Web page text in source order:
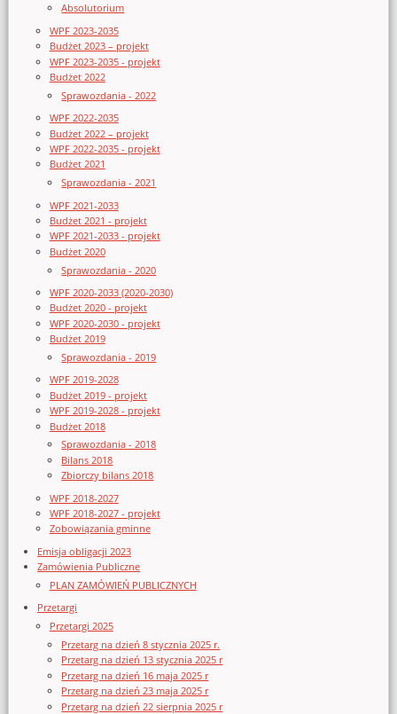
Absolutorium
WPF 2023-2035
Budżet 2023 – projekt
WPF 2023-2035 - projekt
Budżet 2022
Sprawozdania - 2022
WPF 2022-2035
Budżet 2022 – projekt
WPF 2022-2035 - projekt
Budżet 2021
Sprawozdania - 2021
WPF 2021-2033
Budżet 2021 - projekt
WPF 2021-2033 - projekt
Budżet 2020
Sprawozdania - 2020
WPF 2020-2033 (2020-2030)
Budżet 2020 - projekt
WPF 2020-2030 - projekt
Budżet 2019
Sprawozdania - 2019
WPF 2019-2028
Budżet 2019 - projekt
WPF 2019-2028 - projekt
Budżet 2018
Sprawozdania - 2018
Bilans 2018
Zbiorczy bilans 2018
WPF 2018-2027
WPF 2018-2027 - projekt
Zobowiązania gminne
Emisja obligacji 2023
Zamówienia Publiczne
PLAN ZAMÓWIEŃ PUBLICZNYCH
Przetargi
Przetargi 2025
Przetarg na dzień 8 stycznia 2025 r.
Przetarg na dzień 13 stycznia 2025 r
Przetarg na dzień 16 maja 2025 r
Przetarg na dzień 23 maja 2025 r
Przetarg na dzień 22 sierpnia 2025 r